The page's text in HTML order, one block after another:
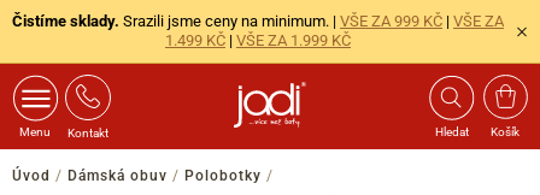
Čistíme sklady. Srazili jsme ceny na minimum. | VŠE ZA 999 KČ | VŠE ZA
1.499 KČ | VŠE ZA 1.999 KČ
Menu Kontakt Hledat Košík
Úvod / Dámská obuv / Polobotky /